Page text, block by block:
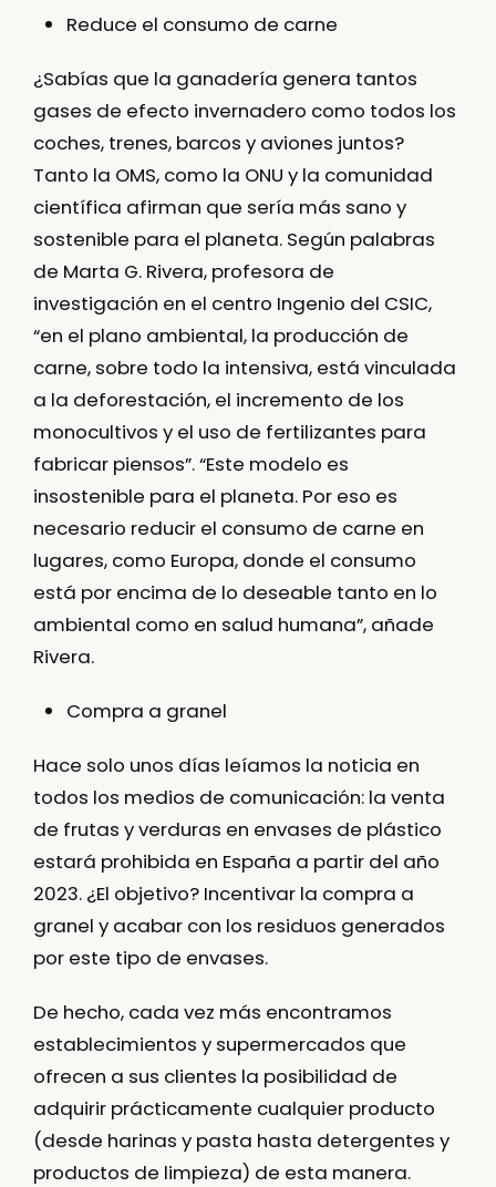
Reduce el consumo de carne
¿Sabías que la ganadería genera tantos
gases de efecto invernadero como todos los
coches, trenes, barcos y aviones juntos?
Tanto la OMS, como la ONU y la comunidad
científica afirman que sería más sano y
sostenible para el planeta. Según palabras
de Marta G. Rivera, profesora de
investigación en el centro Ingenio del CSIC,
“en el plano ambiental, la producción de
carne, sobre todo la intensiva, está vinculada
a la deforestación, el incremento de los
monocultivos y el uso de fertilizantes para
fabricar piensos”. “Este modelo es
insostenible para el planeta. Por eso es
necesario reducir el consumo de carne en
lugares, como Europa, donde el consumo
está por encima de lo deseable tanto en lo
ambiental como en salud humana”, añade
Rivera.
Compra a granel
Hace solo unos días leíamos la noticia en
todos los medios de comunicación: la venta
de frutas y verduras en envases de plástico
estará prohibida en España a partir del año
2023. ¿El objetivo? Incentivar la compra a
granel y acabar con los residuos generados
por este tipo de envases.
De hecho, cada vez más encontramos
establecimientos y supermercados que
ofrecen a sus clientes la posibilidad de
adquirir prácticamente cualquier producto
(desde harinas y pasta hasta detergentes y
productos de limpieza) de esta manera.